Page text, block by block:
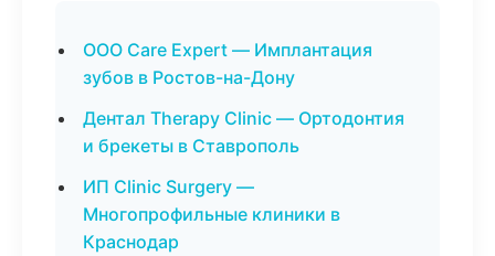
ООО Care Expert — Имплантация
зубов в Ростов-на-Дону
Дентал Therapy Clinic — Ортодонтия
и брекеты в Ставрополь
ИП Clinic Surgery —
Многопрофильные клиники в
Краснодар